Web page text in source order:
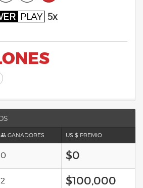
PLAY 5x
GANADORES US $ PREMIO
0 $0
2 $100,000